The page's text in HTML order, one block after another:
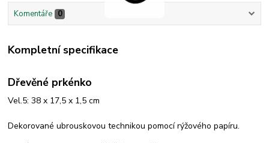
Komentáře 0
Kompletní specifikace
Dřevěné prkénko
Vel.5: 38 x 17,5 x 1,5 cm
Dekorované ubrouskovou technikou pomocí rýžového papíru.